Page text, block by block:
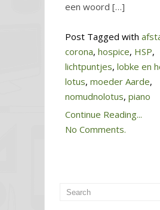
een woord […]
Post Tagged with
corona, hospice, HSP,
lichtpuntjes, lobke en
lotus, moeder Aarde,
nomudnolotus, piano
Continue Reading...
No Comments.